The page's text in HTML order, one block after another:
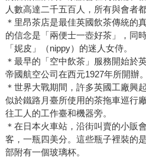
人數高達二千五百人，所有與會者
＊里昂茶店是最佳英國飲茶傳統的
的信念是「兩便士一壺好茶」，同
「妮皮」（nippy）的迷人女侍。
＊最早的「空中飲茶」服務開始於
帝國航空公司在西元1927年所開辦。
＊世界大戰期間，許多英國工廠興
似於鐵路月臺所使用的茶拖車巡行
往工人的工作臺和機器旁。
＊在日本火車站，沿街叫賣的小販
客，一瓶四美分。這些瓶子裡裝的
部附有一個玻璃杯。